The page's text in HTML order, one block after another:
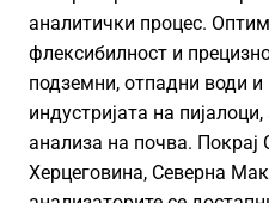
аналитички процес.
флексибилност и
подземни, отпадни води
индустријата на
анализа на почва. Покрај
Херцеговина, Северна